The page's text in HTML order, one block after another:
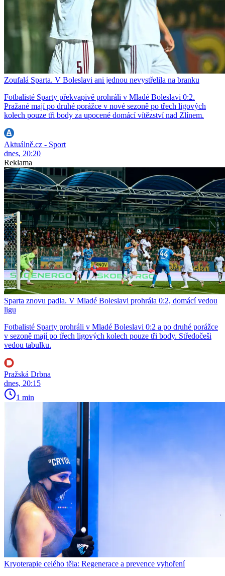
Zoufalá Sparta. V Boleslavi ani jednou nevystřelila na branku
Fotbalisté Sparty překvapivě prohráli v Mladé Boleslavi 0:2.
Pražané mají po druhé porážce v nové sezoně po třech ligových
kolech pouze tři body za upocené domácí vítězství nad Zlínem.
Aktuálně.cz - Sport
dnes, 20:20
Reklama
Sparta znovu padla. V Mladé Boleslavi prohrála 0:2, domácí vedou
ligu
Fotbalisté Sparty prohráli v Mladé Boleslavi 0:2 a po druhé porážce
v sezoně mají po třech ligových kolech pouze tři body. Středočeši
vedou tabulku.
Pražská Drbna
dnes, 20:15
1 min
Kryoterapie celého těla: Regenerace a prevence vyhoření